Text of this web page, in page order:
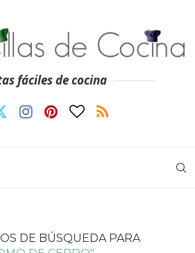
fáciles de cocina
DE BÚSQUEDA PARA